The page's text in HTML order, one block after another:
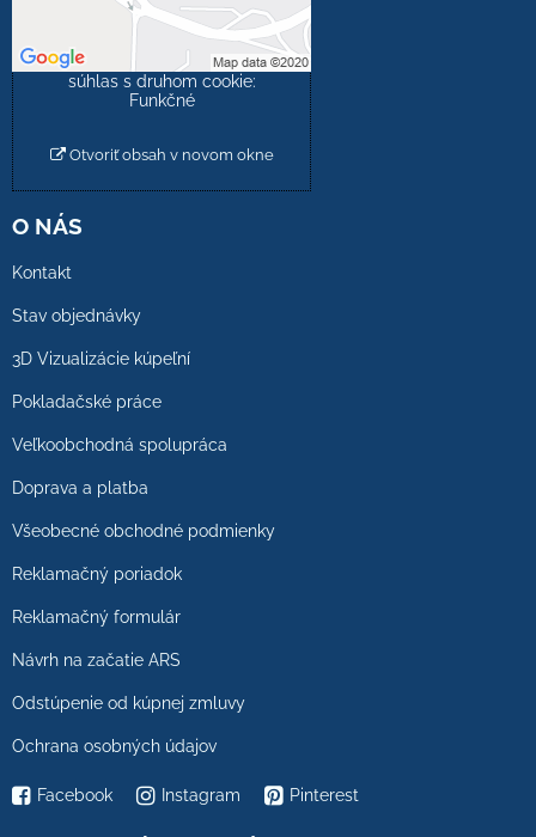
Povoliť tentokrát
Povoliť a zapamätať -
súhlas s druhom cookie:
Funkčné
Otvoriť obsah v novom okne
O NÁS
Kontakt
Stav objednávky
3D Vizualizácie kúpeľní
Pokladačské práce
Veľkoobchodná spolupráca
Doprava a platba
Všeobecné obchodné podmienky
Reklamačný poriadok
Reklamačný formulár
Návrh na začatie ARS
Odstúpenie od kúpnej zmluvy
Ochrana osobných údajov
Facebook Instagram Pinterest